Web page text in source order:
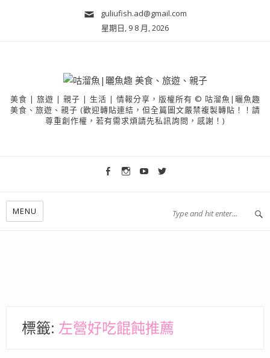
guliufish.ad@gmail.com
星期日, 9 8 月, 2026
美食 | 旅遊 | 親子 | 生活 | 情報分享，版權所有 © 咕溜魚|曬魚趣
美食、旅遊、親子 (歡迎轉貼連結，但全篇圖文嚴禁複製轉貼！！請
尊重創作權，若有需求煩請先私訊詢問，感謝！)
MENU
標籤: 左營好吃餛飩推薦